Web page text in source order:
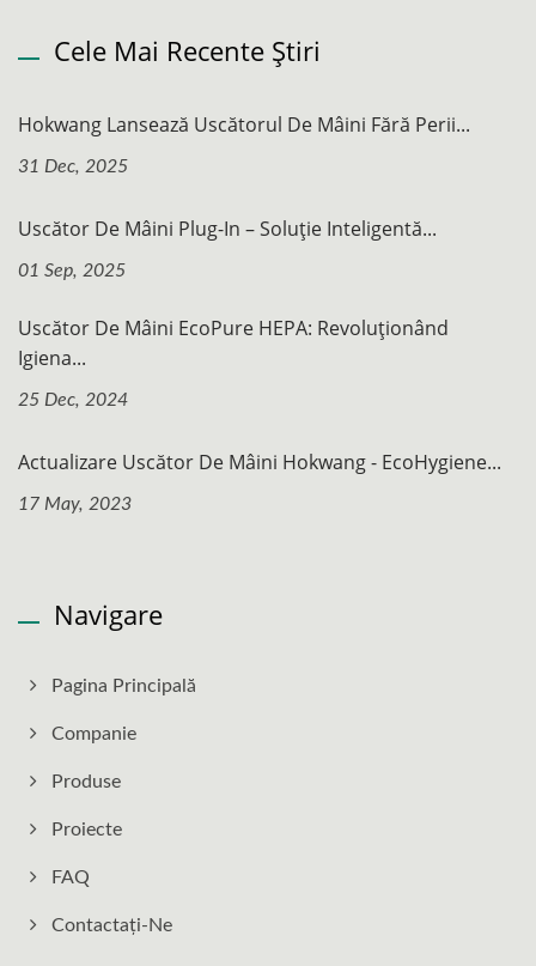
Cele Mai Recente Știri
Hokwang Lansează Uscătorul De Mâini Fără Perii...
31 Dec, 2025
Uscător De Mâini Plug-In – Soluție Inteligentă...
01 Sep, 2025
Uscător De Mâini EcoPure HEPA: Revoluționând
Igiena...
25 Dec, 2024
Actualizare Uscător De Mâini Hokwang - EcoHygiene...
17 May, 2023
Navigare
Pagina Principală
Companie
Produse
Proiecte
FAQ
Contactați-Ne